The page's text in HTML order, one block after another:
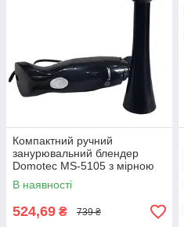
Компактний ручний
занурювальний блендер
Domotec MS-5105 з мірною
склянкою 400W
В наявності
524,69 ₴ 739 ₴